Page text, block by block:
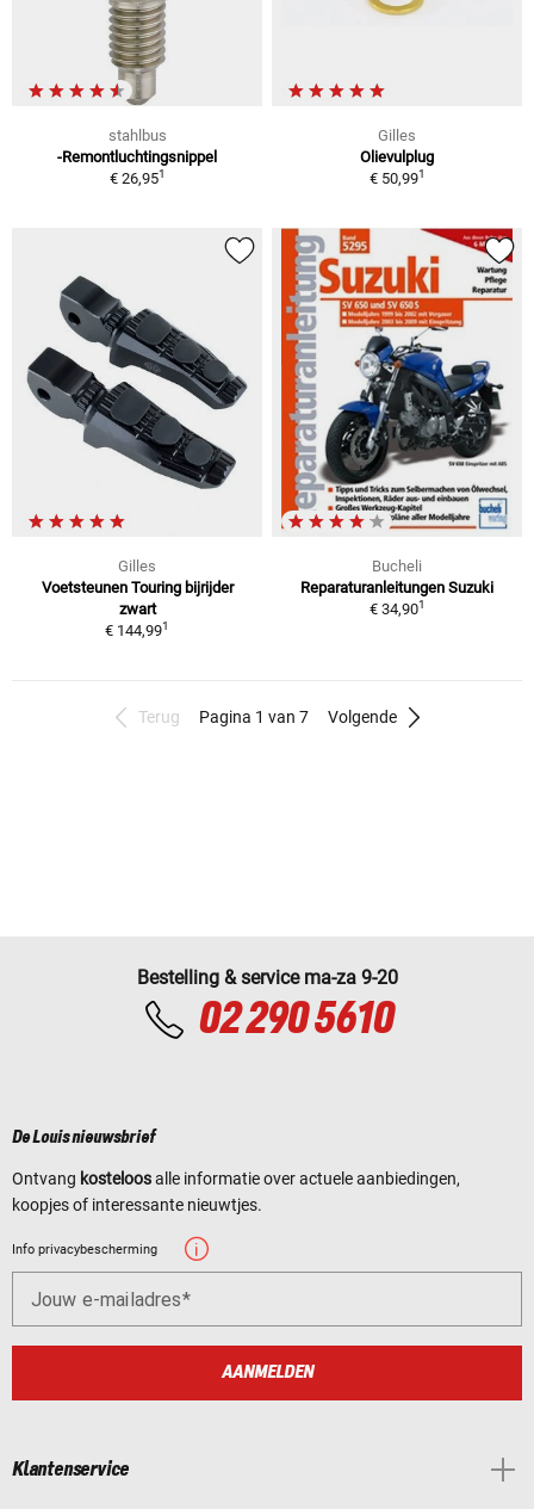
stahlbus
-Remontluchtingsnippel
€ 26,951
Gilles
Olievulplug
€ 50,991
Gilles
Voetsteunen Touring bijrijder
zwart
€ 144,991
Bucheli
Reparaturanleitungen Suzuki
€ 34,901
Terug Pagina 1 van 7 Volgende
Bestelling & service ma-za 9-20
02 290 5610
De Louis nieuwsbrief
Ontvang kosteloosalle informatie over actuele aanbiedingen,
koopjes of interessante nieuwtjes.
Info privacybescherming
Jouw e-mailadres
AANMELDEN
Klantenservice